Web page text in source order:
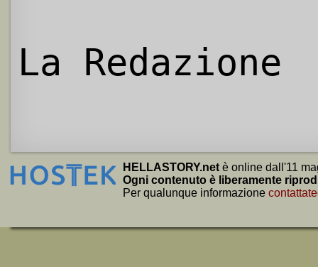
La Redazione
HELLASTORY.net è online dall'11
Ogni contenuto è liberamente
Per qualunque informazione